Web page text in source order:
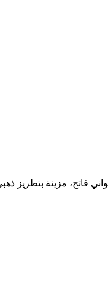
فاتح، مزينة بتطريز